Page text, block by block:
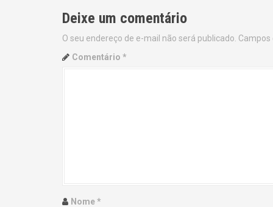
t
n
Deixe um comentário
O seu endereço de e-mail não será publicado.
Comentário *
Nome*